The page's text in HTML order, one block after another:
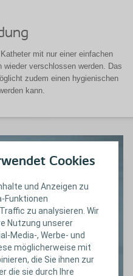
Cookies
und Anzeigen zu
Funktionen
zu analysieren. Wir
Nutzung unserer
Media-, Werbe- und
möglicherweise mit
die Sie ihnen zur
die sie durch Ihre
mit nur einer einfachen
wieder verschlossen werden. Das
zudem einen hygienischen
kann.